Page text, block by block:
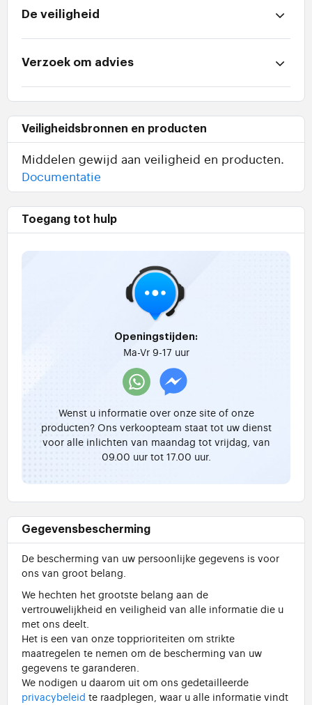
De veiligheid
Verzoek om advies
Veiligheidsbronnen en producten
Middelen gewijd aan veiligheid en producten.
Documentatie
Toegang tot hulp
Openingstijden:
Ma-Vr 9-17 uur
Wenst u informatie over onze site of onze
producten? Ons verkoopteam staat tot uw dienst
voor alle inlichten van maandag tot vrijdag, van
09.00 uur tot 17.00 uur.
Gegevensbescherming
De bescherming van uw persoonlijke gegevens is voor
ons van groot belang.
We hechten het grootste belang aan de
vertrouwelijkheid en veiligheid van alle informatie die u
met ons deelt.
Het is een van onze topprioriteiten om strikte
maatregelen te nemen om de bescherming van uw
gegevens te garanderen.
We nodigen u daarom uit om ons gedetailleerde
privacybeleid te raadplegen, waar u alle informatie vindt